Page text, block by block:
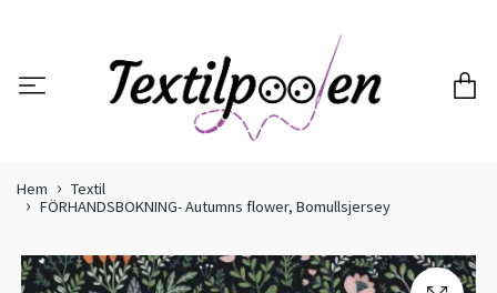
Hem
Textil
FÖRHANDSBOKNING- Autumns flower, Bomullsjersey